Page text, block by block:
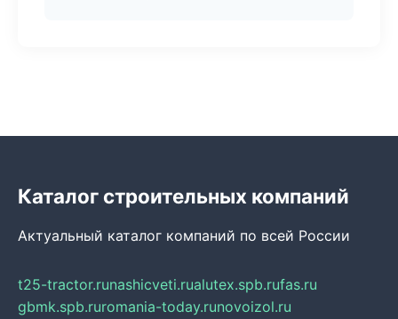
Каталог строительных компаний
Актуальный каталог компаний по всей России
t25-tractor.runashicveti.rualutex.spb.rufas.ru
gbmk.spb.ruromania-today.runovoizol.ru